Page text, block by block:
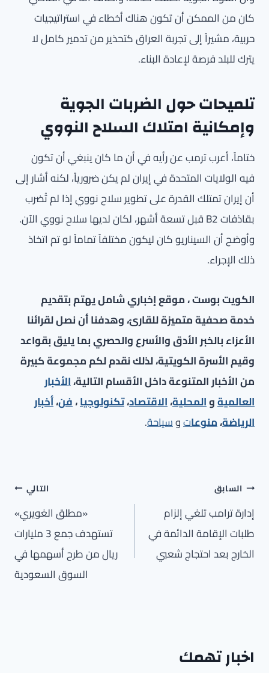
كان من الممكن أن تكون هناك أخطاء في استراتيجيات
حربية، مشيراً إلى تجربة العراق كتحذير من تدمير كامل لا
يترك للبلد فرصة لإعادة البناء.
تلميحات حول الضربات الجوية
وإمكانية امتلاك السلاح النووي
ختاماً، أعرب ترمب عن رأيه في أن ما كان ينبغي أن تكون
فيه الولايات المتحدة في إيران لم يكن ضرورياً، لكنه أشار إلى
أن إيران تمتلك القدرة على تطوير سلاح نووي إذا لم تُضرب
بقاذفات B2 قبل تسعة أشهر، لكان لديها سلاح نووي الآن.
وأوضح أن السيناريو كان ليكون مختلفاً تماماً لو تم اتخاذ
ذلك الإجراء.
الكويت بوست ، موقع إخباري شامل يهتم بتقديم
خدمة صحفية متميزة للقارئ، وهدفنا أن نصل لقرائنا
الأعزاء بالخبر الأدق والأسرع والحصري بما يليق بقواعد
وقيم الأسرة الكويتية، لذلك نقدم لكم مجموعة كبيرة
من الأخبار المتنوعة داخل الأقسام التالية،الأخبار
العالميةوالمحلية،الاقتصاد،تكنولوجيا،فن،أخبار
الرياضة،منوعاتوسياحة.
تصفّح
المقالات
السابق
إدارة ترامب تلغي إلزام
طلبات الإقامة الدائمة في
الخارج بعد احتجاج شعبي
التالي
«مطلق الغويري»
تستهدف جمع 3 مليارات
ريال من طرح أسهمها في
السوق السعودية
اخبار تهمك